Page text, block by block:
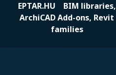
EPTAR.HU BIM libraries,
ArchiCAD Add-ons, Revit
families